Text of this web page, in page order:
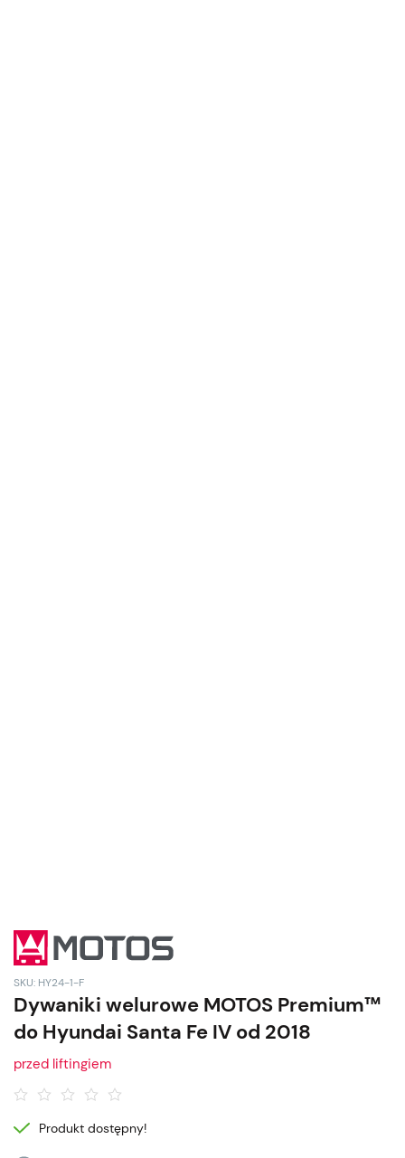
SKU: HY24-1-F
Dywaniki welurowe MOTOS Premium™
do Hyundai Santa Fe IV od 2018
przed liftingiem
Produkt dostępny!